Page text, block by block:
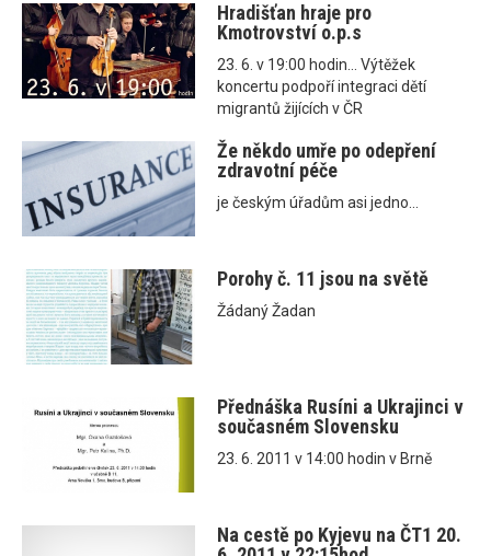
Hradišťan hraje pro
Kmotrovství o.p.s
23. 6. v 19:00 hodin... Výtěžek
koncertu podpoří integraci dětí
migrantů žijících v ČR
Že někdo umře po odepření
zdravotní péče
je českým úřadům asi jedno...
Porohy č. 11 jsou na světě
Žádaný Žadan
Přednáška Rusíni a Ukrajinci v
současném Slovensku
23. 6. 2011 v 14:00 hodin v Brně
Na cestě po Kyjevu na ČT1 20.